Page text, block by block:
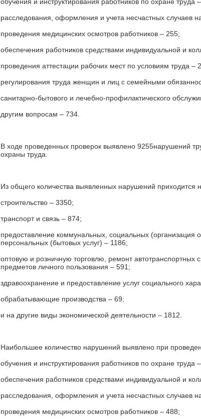
расследования, оформления и учета несчастных случаев
проведения медицинских осмотров работников – 255;
обеспечения работников средствами индивидуальной и
проведения аттестации рабочих мест по условиям труда –
регулирования труда женщин и лиц с семейными
санитарно-бытового и лечебно-профилактического
другим вопросам – 734.
В ходе проведенных проверок выявлено 9255нарушений
охраны труда.
Из общего количества выявленных нарушений приходится
строительство – 3350;
транспорт и связь – 874;
предоставление коммунальных, социальных (организация
персональных (бытовых услуг) – 1186;
оптовую и розничную торговлю, ремонт автотранспортных
предметов личного пользования – 591;
здравоохранение и предоставление услуг социального
обрабатывающие производства – 69;
и на другие виды экономической деятельности – 1812.
Наибольшее количество нарушений выявлено при
обучения и инструктирования работников по охране труда
обеспечения работников средствами индивидуальной и
расследования, оформления и учета несчастных случаев
проведения медицинских осмотров работников – 488;